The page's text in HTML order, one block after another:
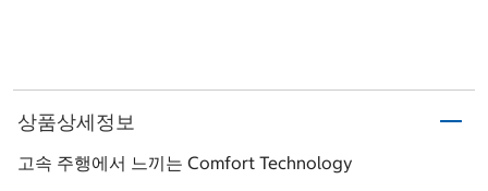
상품상세정보
고속 주행에서 느끼는 Comfort Technology